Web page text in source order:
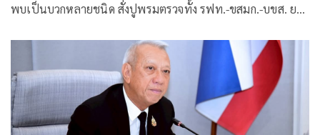
พบเป็นบวกหลายชนิด สั่งปูพรมตรวจทั้ง รฟท.-ขสมก.-บขส. ยก
ไม้กั้น’ ตั้งกรรมการสอบทันที เร่งสอบเหตุสรุปผลภายใน 20
พ.ค.นี้ เพิ่มกำลังเจ้าหน้าที่-ตำรวจ-ผู้ตรวจการคุมจุดเสี่ยง ลุย
หารือ กทม. ปรับปรุงจุดตัดยกระดับความปลอดภัยทั่วเมือง